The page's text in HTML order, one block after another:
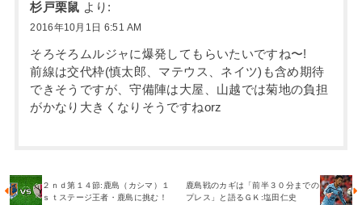
杉戸栗鼠 より:
2016年10月1日 6:51 AM
そろそろムルジャに爆発してもらいたいですね〜!
前線は交代枠(慎太郎、マテウス、ネイツ)も含め期待
できそうですが、守備陣は大屋、山越では菊地の負担
がかなり大きくなりそうですねorz
２ｎｄ第１４節:鹿島（カシマ）１
ｓｔステージ王者・鹿島に挑む！
鹿島戦のカギは「前半３０分までの
プレス」と語るＧＫ:塩田仁史